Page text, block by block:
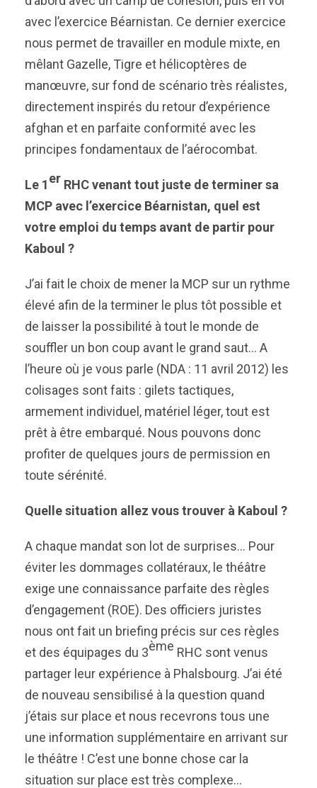
avec l’exercice Béarnistan. Ce dernier exercice
nous permet de travailler en module mixte, en
mêlant Gazelle, Tigre et hélicoptères de
manœuvre, sur fond de scénario très réalistes,
directement inspirés du retour d’expérience
afghan et en parfaite conformité avec les
principes fondamentaux de l’aérocombat.
Le 1er RHC venant tout juste de terminer sa
MCP avec l’exercice Béarnistan, quel est
votre emploi du temps avant de partir pour
Kaboul ?
J’ai fait le choix de mener la MCP sur un rythme
élevé afin de la terminer le plus tôt possible et
de laisser la possibilité à tout le monde de
souffler un bon coup avant le grand saut… A
l’heure où je vous parle (NDA : 11 avril 2012) les
colisages sont faits : gilets tactiques,
armement individuel, matériel léger, tout est
prêt à être embarqué. Nous pouvons donc
profiter de quelques jours de permission en
toute sérénité.
Quelle situation allez vous trouver à Kaboul ?
A chaque mandat son lot de surprises… Pour
éviter les dommages collatéraux, le théâtre
exige une connaissance parfaite des règles
d’engagement (ROE). Des officiers juristes
nous ont fait un briefing précis sur ces règles
et des équipages du 3ème RHC sont venus
partager leur expérience à Phalsbourg. J’ai été
de nouveau sensibilisé à la question quand
j’étais sur place et nous recevrons tous une
une information supplémentaire en arrivant sur
le théâtre ! C’est une bonne chose car la
situation sur place est très complexe…